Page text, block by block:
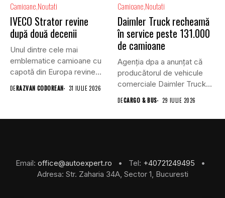
Camioane Noutati
IVECO Strator revine
după două decenii
Unul dintre cele mai
emblematice camioane cu
capotă din Europa revine
în...
DERAZVAN CODOREAN 31 IULIE 2026
Camioane Noutati
Daimler Truck recheamă
în service peste 131.000
de camioane
Agenția dpa a anunțat că
producătorul de vehicule
comerciale Daimler Truck
a...
DECARGO & BUS 29 IULIE 2026
Email: office@autoexpert.ro • Tel: +40721249495
•
Adresa: Str. Zaharia 34A, Sector 1, Bucuresti